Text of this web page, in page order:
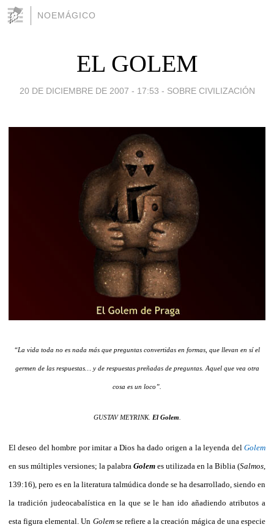
NOEMÁGICO
EL GOLEM
20 DE DICIEMBRE DE 2007 - 17:53 - SOBRE CIVILIZACIÓN
“La vida toda no es nada más que preguntas convertidas en formas, que llevan en sí el
germen de las respuestas… y de respuestas preñadas de preguntas. Aquel que vea otra
cosa es un loco”.
GUSTAV MEYRINK. El Golem.
El deseo del hombre por imitar a Dios ha dado origen a la leyenda del Golem
en sus múltiples versiones; la palabra Golem es utilizada en la Biblia (Salmos,
139:16), pero es en la literatura talmúdica donde se ha desarrollado, siendo en
la tradición judeocabalística en la que se le han ido añadiendo atributos a
esta figura elemental. Un Golemse refiere a la creación mágica de una especie